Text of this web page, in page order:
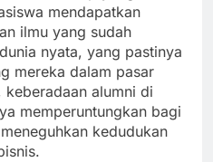
mendapatkan
ilmu yang sudah
nyata, yang pastinya
mereka dalam pasar
alumni di
memperuntungkan bagi
kedudukan